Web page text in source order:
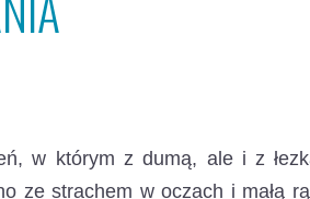
w którym z dumą, ale i z
ze strachem w oczach i małą